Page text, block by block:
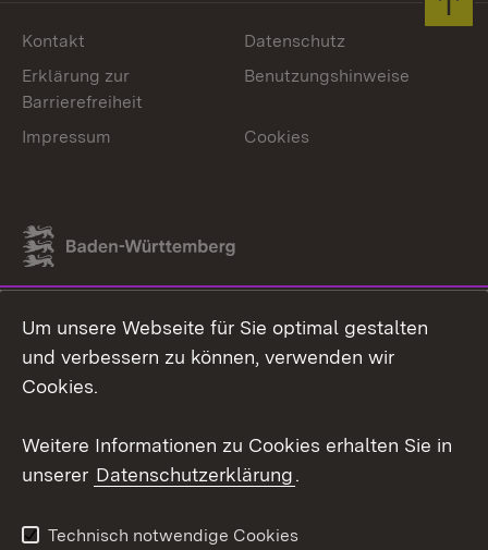
Link zum Landesportal
Kontakt
Datenschutz
Erklärung zur
Barrierefreiheit
Benutzungshinweise
Impressum Cookies
Um unsere Webseite für Sie optimal gestalten
und verbessern zu können, verwenden wir
Cookies.
Weitere Informationen zu Cookies erhalten Sie in
unserer Datenschutzerklärung.
Technisch notwendige Cookies